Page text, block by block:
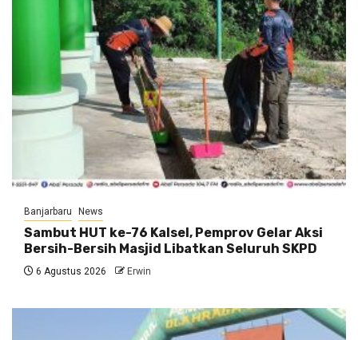
Banjarbaru News
Sambut HUT ke-76 Kalsel, Pemprov Gelar Aksi
Bersih-Bersih Masjid Libatkan Seluruh SKPD
6 Agustus 2026 Erwin